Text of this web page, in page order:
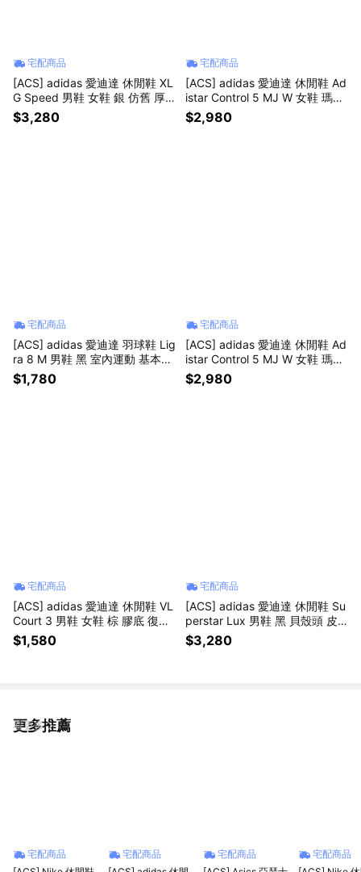
宅配商品
[ACS] adidas 愛迪達 休閒鞋 XL
G Speed 男鞋 女鞋 銀 仿舊 厚
底 KJ6503
$3,280
宅配商品
[ACS] adidas 愛迪達 休閒鞋 Ad
istar Control 5 MJ W 女鞋 瑪莉
珍鞋 黑 透氣 LA1824
$2,980
宅配商品
[ACS] adidas 愛迪達 羽球鞋 Lig
ra 8 M 男鞋 黑 室內運動 基本款
緩衝 運動鞋 IH0526
$1,780
宅配商品
[ACS] adidas 愛迪達 休閒鞋 Ad
istar Control 5 MJ W 女鞋 瑪莉
珍鞋 灰 透氣 LA1822
$2,980
宅配商品
[ACS] adidas 愛迪達 休閒鞋 VL
Court 3 男鞋 女鞋 棕 膠底 復古
JP7536
$1,580
宅配商品
[ACS] adidas 愛迪達 休閒鞋 Su
perstar Lux 男鞋 黑 貝殼頭 皮
革 JQ4314
$3,280
更多推薦
看更多
宅配商品
宅配商品
宅配商品
宅配商品